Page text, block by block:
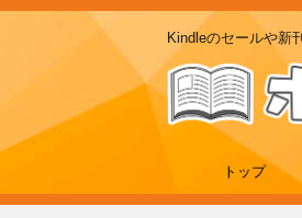
Kindleのセールや新
トップ